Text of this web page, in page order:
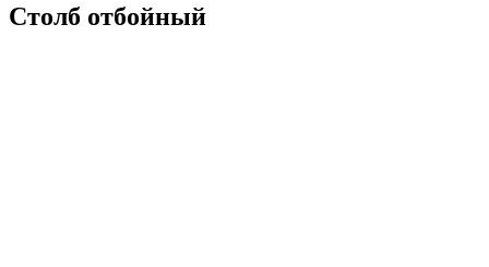
Столб отбойный